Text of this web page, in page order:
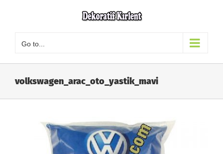
Go to...
volkswagen_arac_oto_yastik_mavi